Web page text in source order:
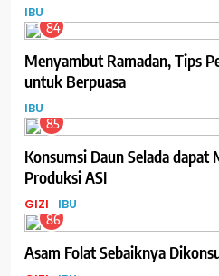
IBU
84
Menyambut Ramadan, Tips
untuk Berpuasa
IBU
85
Konsumsi Daun Selada
Produksi ASI
GIZI IBU
86
Asam Folat Sebaiknya